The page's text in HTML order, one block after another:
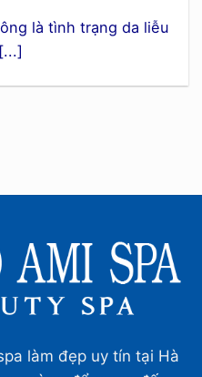
là tình trạng da liễu
làm đẹp uy tín tại Hà